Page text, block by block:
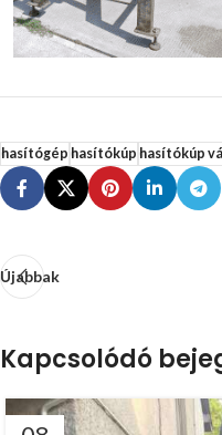
hasítógép hasítókúp hasítókúp
Újabbak
Kapcsolódó